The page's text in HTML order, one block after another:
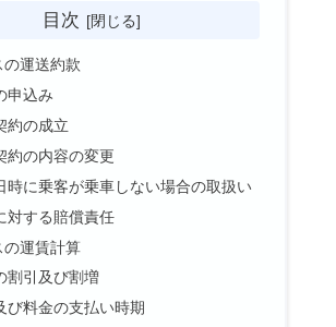
目次
運送約款
申込み
約の成立
約の内容の変更
時に乗客が乗車しない場合の取扱い
対する賠償責任
の運賃計算
割引及び割増
び料金の支払い時期